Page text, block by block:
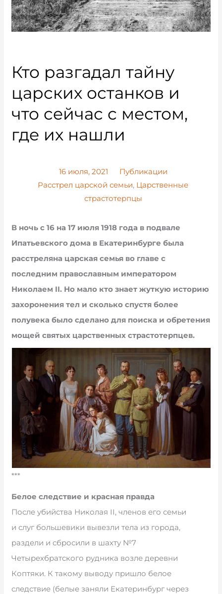
Кто разгадал тайну
царских останков и
что сейчас с местом,
где их нашли
16 июля, 2021
Публикации
Расстрел царской семьи, Царственные
страстотерпцы
В ночь с 16 на 17 июля 1918 года в подвале
Ипатьевского дома в Екатеринбурге была
расстреляна царская семья во главе с
последним православным императором
Николаем II. Но мало кто знает жуткую историю
захоронения тел и сколько спустя более
полувека было сделано для поиска и обретения
мощей святых царственных страстотерпцев.
***
Белое следствие и красная правда
После убийства Николая II, членов его семьи
и слуг большевики вывезли тела из города,
раздели и сбросили в шахту №7
Четырехбратского рудника возле деревни
Коптяки. К такому выводу пришло белое
следствие (белые заняли Екатеринбург через